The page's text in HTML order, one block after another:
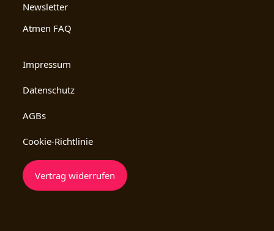
Newsletter
Atmen FAQ
Impressum
Datenschutz
AGBs
Cookie-Richtlinie
Vertrag widerrufen